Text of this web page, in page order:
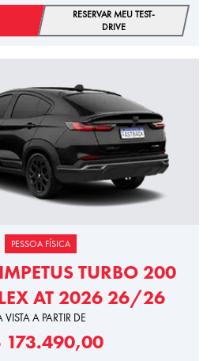
RESERVAR MEU TEST-
DRIVE
PESSOA FÍSICA
TURBO 200
AT 2026 26/26
VISTA A PARTIR DE
173.490,00